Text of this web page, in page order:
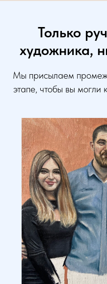
Только
художника,
Мы присылаем
этапе, чтобы вы могли